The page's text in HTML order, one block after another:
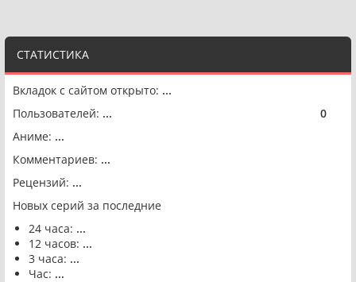
СТАТИСТИКА
Вкладок с сайтом открыто: ...
Пользователей: ... 0
Аниме: ...
Комментариев: ...
Рецензий: ...
Новых серий за последние
24 часа: ...
12 часов: ...
3 часа: ...
Час: ...